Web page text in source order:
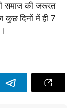
समाज की जरूरत
कुछ दिनों में ही 7